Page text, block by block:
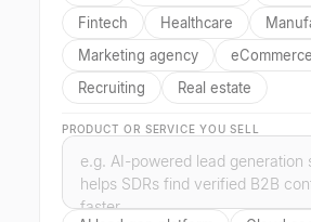
Fintech
Healthcare
Marketing agency
eCommerce
Recruiting
Real estate
PRODUCT OR SERVICE YOU SELL